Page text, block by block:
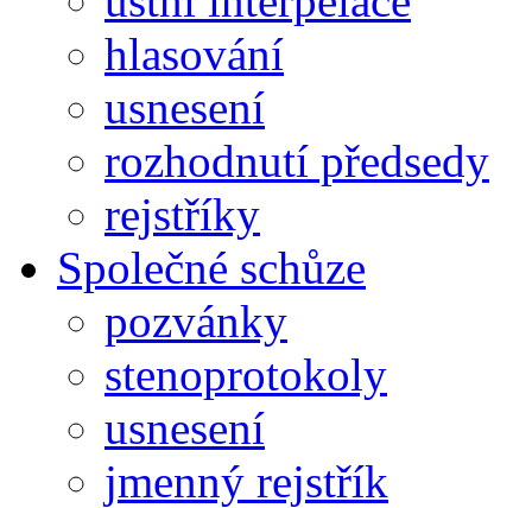
hlasování
usnesení
rozhodnutí předsedy
rejstříky
Společné schůze
pozvánky
stenoprotokoly
usnesení
jmenný rejstřík